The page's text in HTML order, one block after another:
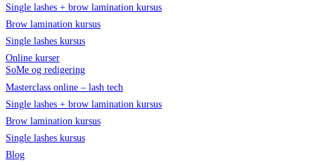
Single lashes + brow lamination kursus
Brow lamination kursus
Single lashes kursus
Online kurser
SoMe og redigering
Masterclass online – lash tech
Single lashes + brow lamination kursus
Brow lamination kursus
Single lashes kursus
Blog